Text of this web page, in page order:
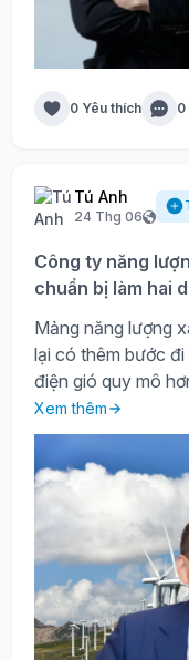
0 Yêu thích 0
Tú Anh
24 Thg 06
Công ty năng
chuẩn bị làm hai
Mảng năng lượng
lại có thêm bước
điện gió quy mô
Xem thêm